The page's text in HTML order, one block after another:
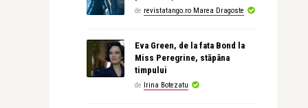
de revistatango.ro Marea Dragoste
Eva Green, de la fata Bond la
Miss Peregrine, stăpâna
timpului
de Irina Botezatu